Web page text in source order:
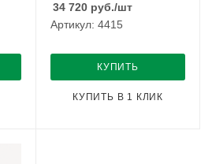
34 720 руб./шт
Артикул: 4415
КУПИТЬ
КУПИТЬ В 1 КЛИК